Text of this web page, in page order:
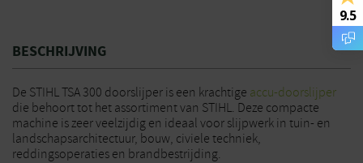
BESCHRIJVING
De STIHL TSA 300 doorslijper is een krachtige accu-doorslijper
die behoort tot het assortiment van STIHL. Deze compacte
machine is zeer veelzijdig en ideaal voor slijpwerk in tuin- en
landschapsarchitectuur, bouw, civiele techniek,
reddingsoperaties en brandbestrijding.
9.5